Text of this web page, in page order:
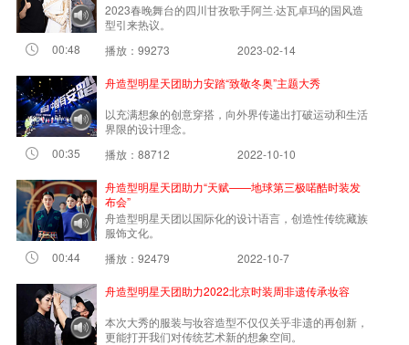
00:48
2023春晚舞台的四川甘孜歌手阿兰·达瓦卓玛的国风造
型引来热议。
播放：99273
2023-02-14
00:35
舟造型明星天团助力安踏“致敬冬奥”主题大秀
以充满想象的创意穿搭，向外界传递出打破运动和生活
界限的设计理念。
播放：88712
2022-10-10
00:44
舟造型明星天团助力“天赋——地球第三极喏酷时装发
布会”
舟造型明星天团以国际化的设计语言，创造性传统藏族
服饰文化。
播放：92479
2022-10-7
舟造型明星天团助力2022北京时装周非遗传承妆容
本次大秀的服装与妆容造型不仅仅关乎非遗的再创新，
更能打开我们对传统艺术新的想象空间。